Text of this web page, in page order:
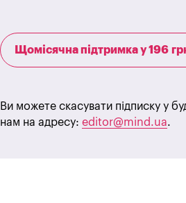
Щомісячна підтримка у 196
Ви можете скасувати підписку у
нам на адресу: editor@mind.ua.